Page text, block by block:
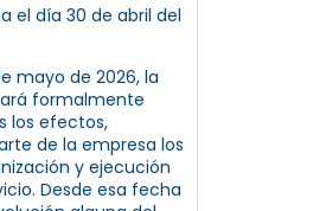
el día 30 de abril del
mayo de 2026, la
formalmente
los efectos,
de la empresa los
y ejecución
Desde esa fecha